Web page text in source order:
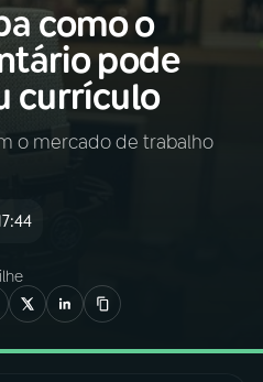
VIVO
como o
pode
currículo
o mercado de trabalho